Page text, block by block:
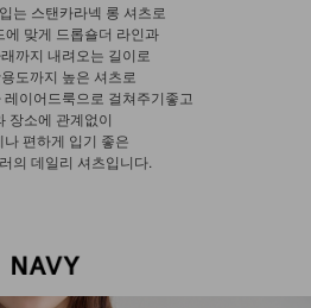
는 스탠카라넥 롱 셔츠로
에 맞게 드롭숄더 라인과
까지 내려오는 길이로
도까지 높은 셔츠로
이어드룩으로 걸쳐주기좋고
장소에 관계없이
나 편하게 입기 좋은
의 데일리 셔츠입니다.